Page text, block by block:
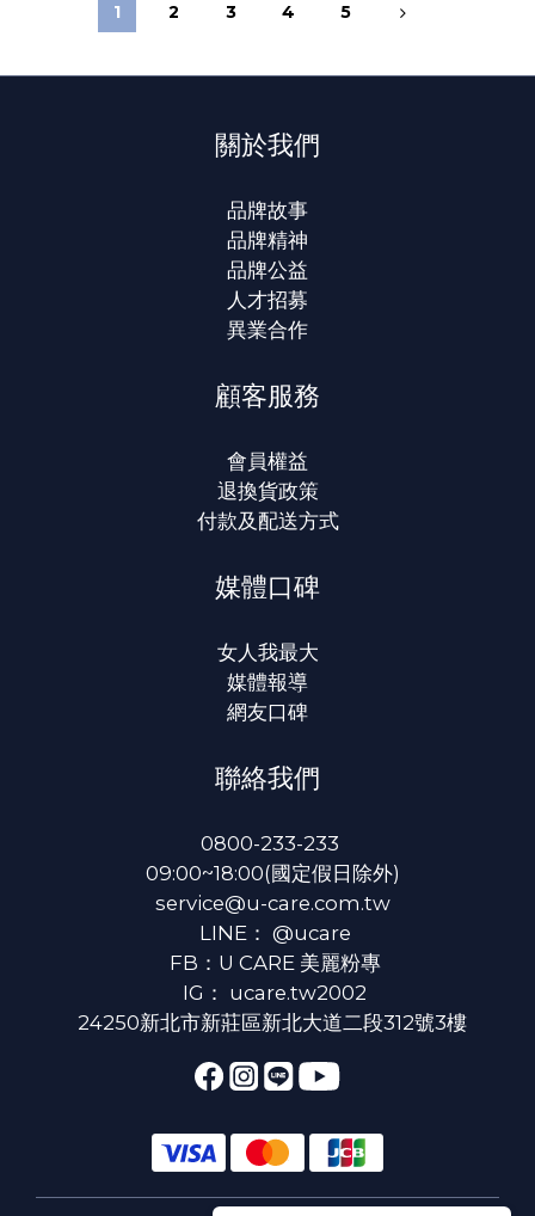
1 2 3 4 5
關於我們
品牌故事
品牌精神
品牌公益
人才招募
異業合作
顧客服務
會員權益
退換貨政策
付款及配送方式
媒體口碑
女人我最大
媒體報導
網友口碑
聯絡我們
0800-233-233
09:00~18:00(國定假日除外)
service@u-care.com.tw
LINE： @ucare
FB： U CARE 美麗粉專
IG： ucare.tw2002
24250新北市新莊區新北大道二段312號3樓